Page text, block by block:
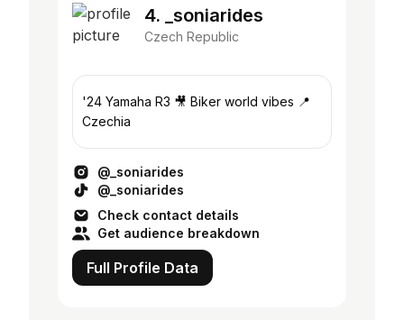
4. _soniarides
Czech Republic
'24 Yamaha R3 🎥 Biker world vibes 📍
Czechia
@_soniarides
@_soniarides
Check contact details
Get audience breakdown
Full Profile Data